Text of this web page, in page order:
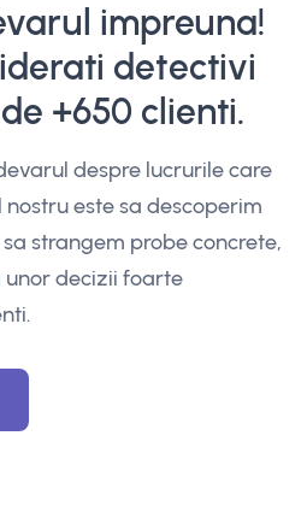
impreuna!
detectivi
+650 clienti.
despre lucrurile care
este sa descoperim
strangem probe concrete,
unor decizii foarte